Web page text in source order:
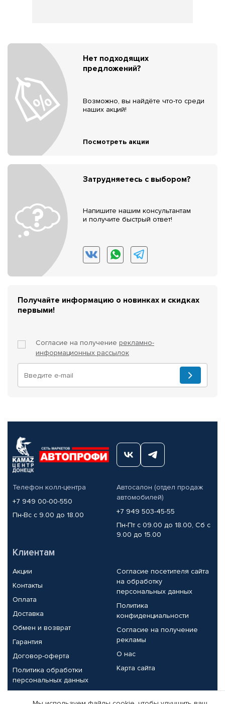
Нет подходящих
предложений?
Возможно, вы найдёте что-то среди
наших акций!
Посмотреть акции
Затрудняетесь с выбором?
Напишите нашим консультантам
и получите быстрый ответ!
Получайте информацию о новинках и скидках
первыми!
Согласие на получение рекламно-
информационных рассылок
Телефон колл-центра
+7 949 00-00-550
Пн-Вс с 9.00 до 18.00
Автосалон (отдел продаж
автомобилей)
+7 949 503-45-55
Пн-Пт с 09.00 до 18.00, Сб с
9.00 до 15.00
Клиентам
Акции
Контакты
Оплата
Доставка
Обмен и возврат
Гарантия
Договор-оферта
Политика обработки
персональных данных
Согласие посетителя сайта
на обработку
персональных данных
Политика
конфиденциальности
Согласие на получение
рекламы
О нас
Карта сайта